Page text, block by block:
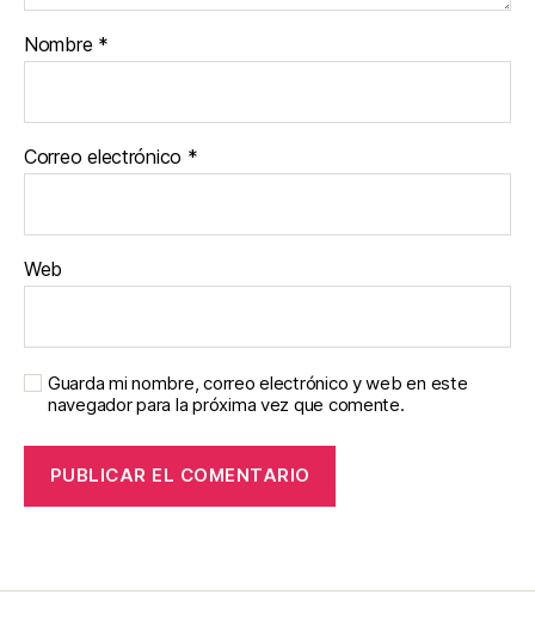
Nombre *
Correo electrónico *
Web
Guarda mi nombre, correo electrónico y web en este
navegador para la próxima vez que comente.